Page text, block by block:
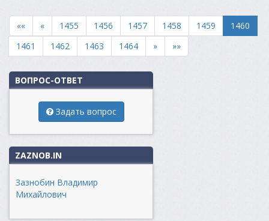
«« « 1455 1456 1457 1458 1459
1460
1461
1462 1463 1464 » »»
ВОПРОС-ОТВЕТ
Задать вопрос
ZAZNOB.IN
Зазнобин Владимир
Михайлович